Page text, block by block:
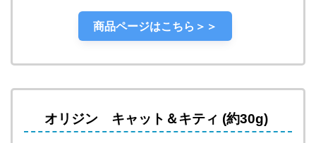
商品ページはこちら＞＞
オリジン キャット＆キティ (約30g)